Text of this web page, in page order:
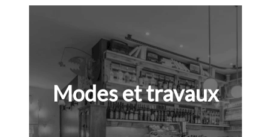
Modes et travaux